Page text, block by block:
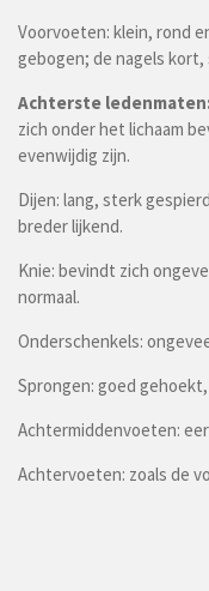
Voorvoeten: klein, rond
gebogen; de nagels
Achterste
zich onder het lichaam
evenwijdig zijn.
Dijen: lang, sterk
breder lijkend.
Knie: bevindt zich
normaal.
Onderschenkels:
Sprongen: goed
Achtermiddenvoeten:
Achtervoeten: zoals de